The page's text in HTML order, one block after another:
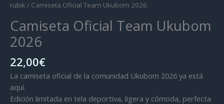
rubik/ Camiseta Oficial Team Ukubom 2026
Camiseta Oficial Team Ukubom
2026
22,00€
La camiseta oficial de la comunidad Ukubom 2026 ya está
aquí.
Edición limitada en tela deportiva, ligera y cómoda, perfecta